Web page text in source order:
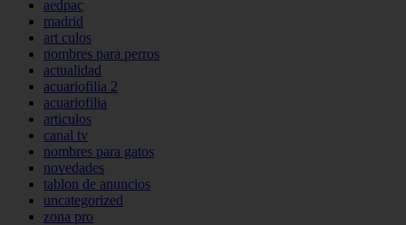
aedpac
madrid
art culos
nombres para perros
actualidad
acuariofilia 2
acuariofilia
articulos
canal tv
nombres para gatos
novedades
tablon de anuncios
uncategorized
zona pro